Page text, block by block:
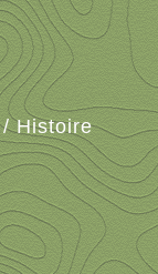
Histoire